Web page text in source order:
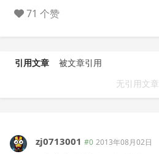
71 个赞
引用文章
被文章引用
无引用文章
zj0713001 #0 2013年08月02日